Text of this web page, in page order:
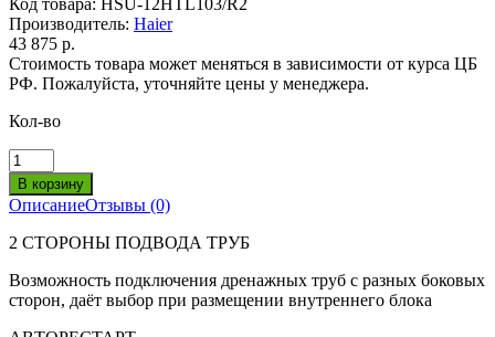
Производитель: Haier
43 875 р.
Стоимость товара может меняться в зависимости от курса ЦБ
РФ. Пожалуйста, уточняйте цены у менеджера.
Кол-во
ОписаниеОтзывы (0)
2 СТОРОНЫ ПОДВОДА ТРУБ
Возможность подключения дренажных труб с разных боковых
сторон, даёт выбор при размещении внутреннего блока